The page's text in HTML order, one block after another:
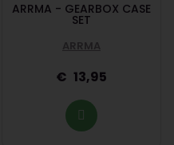
ARRMA - GEARBOX CASE
SET
ARRMA
13,95